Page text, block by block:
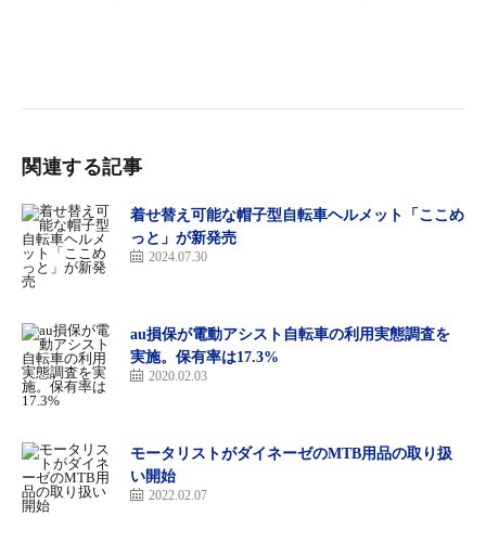
自転車メーカーで、とくに競技用ロードバイクでは世界的に認め
「ゼオルト」。サイクリングは楽しいと再確認させてくれる作り
だ。
このバイクだったら安心して進んでいけるそんな
ふうに思わせてくれるタフなeMTB XEALT M5
XEALT M5
価格：46万2000円
関連する記事
着せ替え可能な帽子型自転車ヘルメット「ここめ
っと」が新発売
2024.07.30
au損保が電動アシスト自転車の利用実態調査を
実施。保有率は17.3%
2020.02.03
モータリストがダイネーゼのMTB用品の取り扱
い開始
2022.02.07